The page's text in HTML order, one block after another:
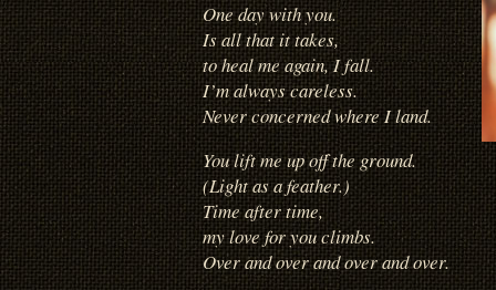
One day with you.
Is all that it takes,
to heal me again, I fall.
I’m always careless.
Never concerned where I land.
You lift me up off the ground.
(Light as a feather.)
Time after time,
my love for you climbs.
Over and over and over and over.